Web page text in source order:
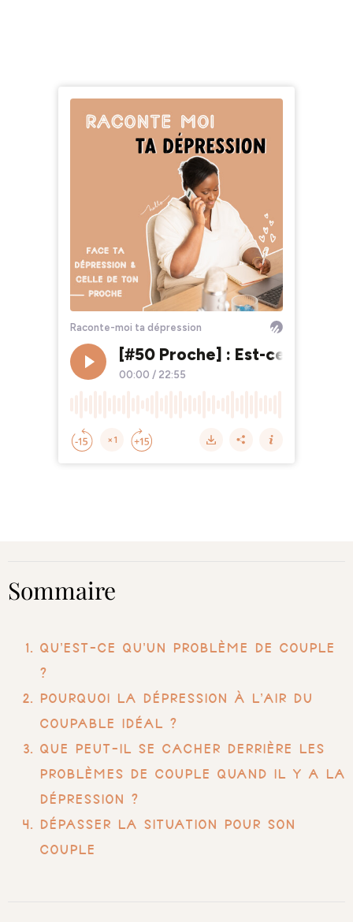
Sommaire
Qu’est-ce qu’un problème de couple
?
Pourquoi la dépression à l’air du
coupable idéal ?
Que peut-il se cacher derrière les
problèmes de couple quand il y a la
dépression ?
Dépasser la situation pour son
couple